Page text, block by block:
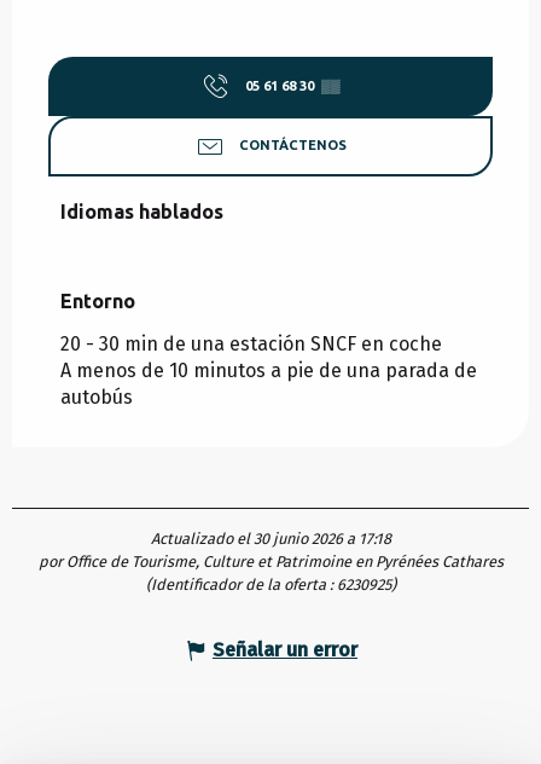
05 61 68 30 ▒▒
CONTÁCTENOS
Idiomas hablados
Idiomas hablados
Entorno
Entorno
20 - 30 min de una estación SNCF en coche
A menos de 10 minutos a pie de una parada de
autobús
Actualizado el 30 junio 2026 a 17:18
por Office de Tourisme, Culture et Patrimoine en Pyrénées Cathares
(Identificador de la oferta : 6230925)
Señalar un error